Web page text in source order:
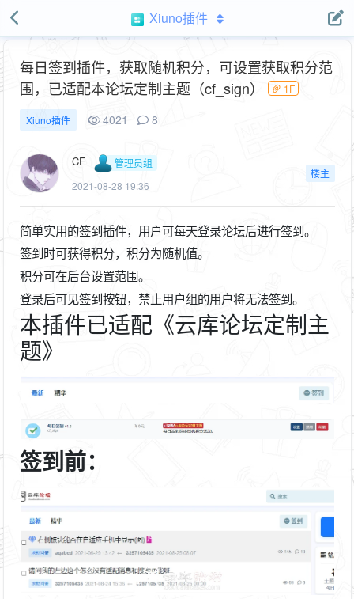
Xiuno插件
每日签到插件，获取随机积分，可设置获取积分范
围，已适配本论坛定制主题（cf_sign）
1F
Xiuno插件 4021 8
CF
管理员组
2021-08-28 19:36
楼主
简单实用的签到插件，用户可每天登录论坛后进行签到。
签到时可获得积分，积分为随机值。
积分可在后台设置范围。
登录后可见签到按钮，禁止用户组的用户将无法签到。
本插件已适配《云库论坛定制主
题》
签到前：